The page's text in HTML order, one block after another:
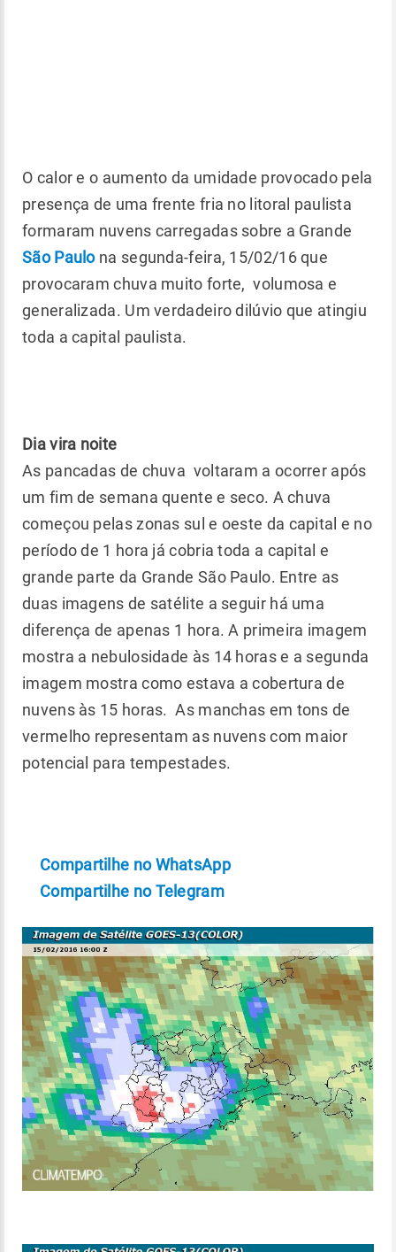
O calor e o aumento da umidade provocado pela
presença de uma frente fria no litoral paulista
formaram nuvens carregadas sobre a Grande
São Paulona segunda-feira, 15/02/16 que
provocaram chuva muito forte, volumosa e
generalizada. Um verdadeiro dilúvio que atingiu
toda a capital paulista.
Dia vira noite
As pancadas de chuva voltaram a ocorrer após
um fim de semana quente e seco. A chuva
começou pelas zonas sul e oeste da capital e no
período de 1 hora já cobria toda a capital e
grande parte da Grande São Paulo. Entre as
duas imagens de satélite a seguir há uma
diferença de apenas 1 hora. A primeira imagem
mostra a nebulosidade às 14 horas e a segunda
imagem mostra como estava a cobertura de
nuvens às 15 horas. As manchas em tons de
vermelho representam as nuvens com maior
potencial para tempestades.
Compartilhe no WhatsApp
Compartilhe no Telegram